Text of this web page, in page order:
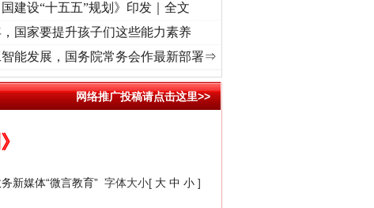
命 奋进复兴征程丨“转折之城”激荡..·[视频]牢记初心使命 奋进复兴征程丨红船起航处 潮
国建设“十五五”规划》印发｜全文
国家要提升孩子们这些能力素养
能发展，国务院常务会作最新部署⇒
网络推广投稿请点击这里>>
新媒体“微言教育” 字体大小[ 大 中 小 ]